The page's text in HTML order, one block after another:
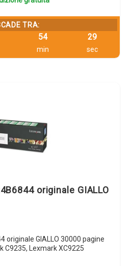
TRA:
54
min
28
sec
originale GIALLO
originale GIALLO 30000 pagine
C9235, Lexmark XC9225